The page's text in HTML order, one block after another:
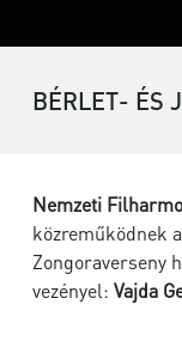
BÉRLET- ÉS
Nemzeti
közreműködnek
Zongoraverseny
vezényel: Vajda